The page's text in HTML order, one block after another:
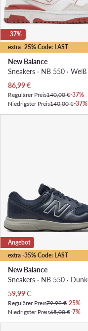
extra -25% Code: LAST
-37%
New Balance
Sneakers · NB 550 · Weiß
Aktueller Preis
86,99€
Regulärer Preis140,00 €-37%
Niedrigster Preis140,00 €-37%
extra -35% Code: LAST
Angebot
New Balance
Aktueller Preis
59,99€
Regulärer Preis79,99 €-25%
Niedrigster Preis65,00 €-7%